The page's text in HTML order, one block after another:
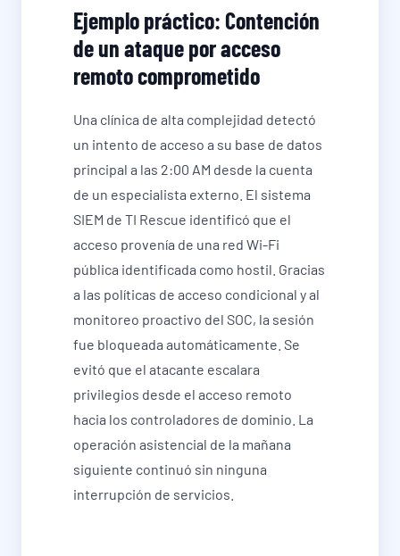
Ejemplo práctico: Contención
de un ataque por acceso
remoto comprometido
Una clínica de alta complejidad detectó
un intento de acceso a su base de datos
principal a las 2:00 AM desde la cuenta
de un especialista externo. El sistema
SIEM de TI Rescue identificó que el
acceso provenía de una red Wi-Fi
pública identificada como hostil. Gracias
a las políticas de acceso condicional y al
monitoreo proactivo del SOC, la sesión
fue bloqueada automáticamente. Se
evitó que el atacante escalara
privilegios desde el acceso remoto
hacia los controladores de dominio. La
operación asistencial de la mañana
siguiente continuó sin ninguna
interrupción de servicios.